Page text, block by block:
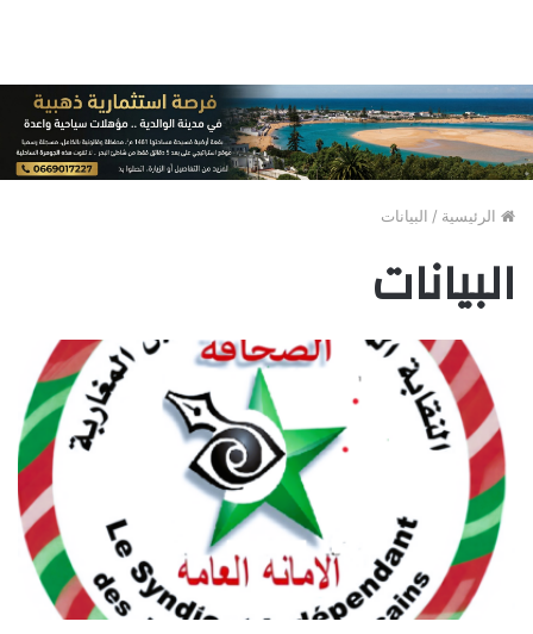
الرئيسية / البيانات
البيانات